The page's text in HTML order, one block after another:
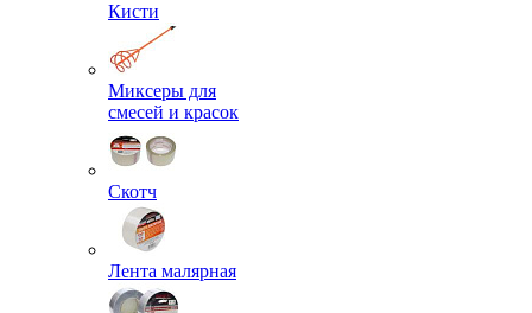
Кисти
Миксеры для
смесей и красок
Скотч
Лента малярная